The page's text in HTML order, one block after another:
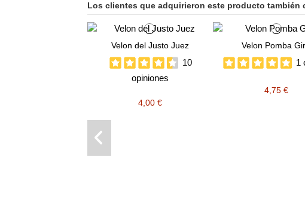
Los clientes que adquirieron este producto también
Velon del Justo Juez
10
opiniones
4,00 €
Velon Pomba
1
4,75 €